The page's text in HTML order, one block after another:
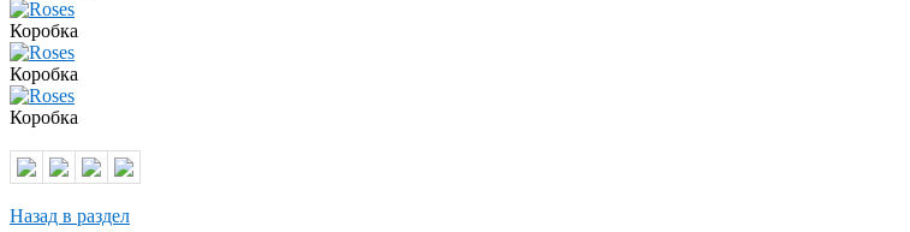
Коробка
Коробка
Коробка
Назад в раздел